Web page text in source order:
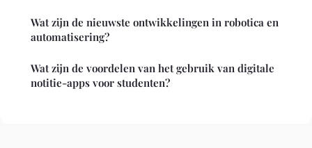
Wat zijn de nieuwste ontwikkelingen in robotica en
automatisering?
Wat zijn de voordelen van het gebruik van digitale
notitie-apps voor studenten?